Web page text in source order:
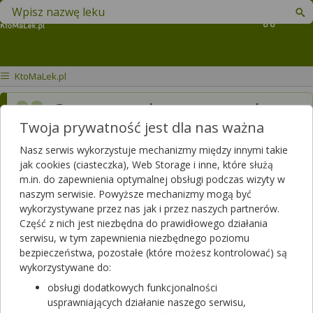
Koszyk
Znajdź lek w swojej okolicy
KtoMaLek.pl
Comment change - t on la
pile Merci
Dotyczy ulotkiTermometr
elektr.VALEO FLEX VT-801 KW
Dotyczy:Mężczyzna, 73 lata
Twoja prywatność jest dla nas ważna
Nasz serwis wykorzystuje mechanizmy między innymi takie
jak cookies (ciasteczka), Web Storage i inne, które służą
m.in. do zapewnienia optymalnej obsługi podczas wizyty w
naszym serwisie. Powyższe mechanizmy mogą być
wykorzystywane przez nas jak i przez naszych partnerów.
Część z nich jest niezbędna do prawidłowego działania
serwisu, w tym zapewnienia niezbędnego poziomu
bezpieczeństwa, pozostałe (które możesz kontrolować) są
wykorzystywane do:
obsługi dodatkowych funkcjonalności
usprawniających działanie naszego serwisu,